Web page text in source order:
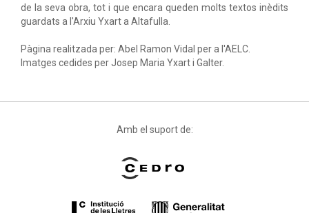
de la seva obra, tot i que encara queden molts textos inèdits
guardats a l'Arxiu Yxart a Altafulla.
Pàgina realitzada per: Abel Ramon Vidal per a l'AELC.
Imatges cedides per Josep Maria Yxart i Galter.
Amb el suport de: